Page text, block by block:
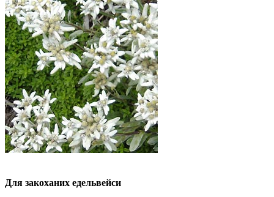
Для закоханих едельвейси